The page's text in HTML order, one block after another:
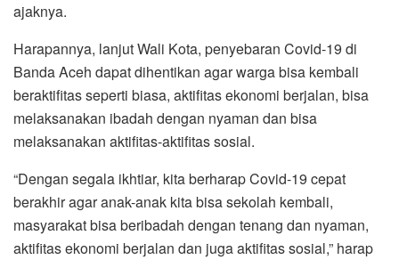
ajaknya.
Harapannya, lanjut Wali Kota, penyebaran Covid-19 di
Banda Aceh dapat dihentikan agar warga bisa kembali
beraktifitas seperti biasa, aktifitas ekonomi berjalan, bisa
melaksanakan ibadah dengan nyaman dan bisa
melaksanakan aktifitas-aktifitas sosial.
“Dengan segala ikhtiar, kita berharap Covid-19 cepat
berakhir agar anak-anak kita bisa sekolah kembali,
masyarakat bisa beribadah dengan tenang dan nyaman,
aktifitas ekonomi berjalan dan juga aktifitas sosial,” harap